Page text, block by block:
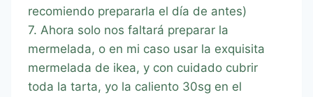
recomiendo prepararla el día de antes)
7. Ahora solo nos faltará preparar la
mermelada, o en mi caso usar la exquisita
mermelada de ikea, y con cuidado cubrir
toda la tarta, yo la caliento 30sg en el